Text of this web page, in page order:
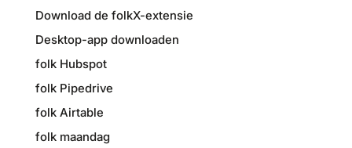
Download de folkX-extensie
Desktop-app downloaden
folk Hubspot
folk Pipedrive
folk Airtable
folk maandag